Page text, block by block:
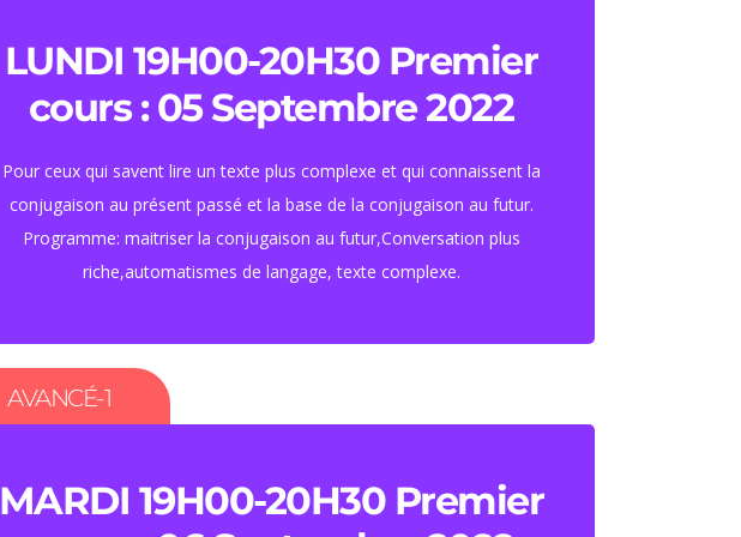
LUNDI 19H00-20H30 Premier
cours : 05 Septembre 2022
Pour ceux qui savent lire un texte plus complexe et qui connaissent la
conjugaison au présent passé et la base de la conjugaison au futur.
Programme: maitriser la conjugaison au futur,Conversation plus
riche,automatismes de langage, texte complexe.
semaine)
Tarif : 460 euros.
AVANCÉ-1
MARDI 19H00-20H30 Premier
45 HEURES ( une heure et demi par
semaine)